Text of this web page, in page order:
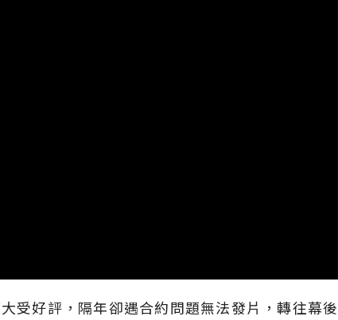
受好評，隔年卻遇合約問題無法發片，轉往幕後